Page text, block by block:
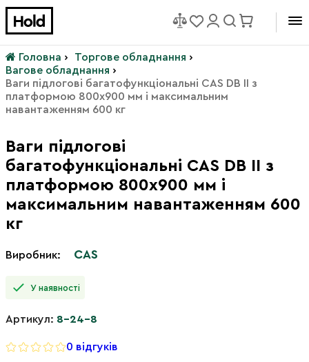
Головна › Торгове обладнання ›
Вагове обладнання ›
Ваги підлогові багатофункціональні CAS DB II з
платформою 800х900 мм і максимальним
навантаженням 600 кг
Ваги підлогові
багатофункціональні CAS DB II з
платформою 800х900 мм і
максимальним навантаженням 600
кг
Виробник: CAS
У наявності
Артикул: 8-24-8
0 відгуків